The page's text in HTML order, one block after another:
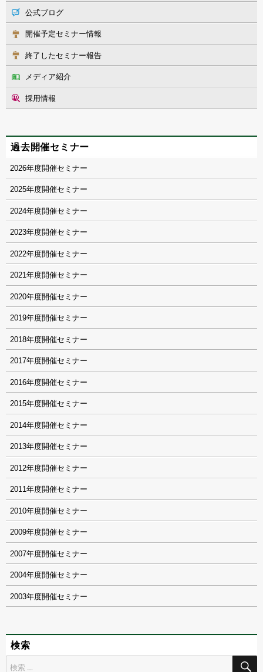
公式ブログ
開催予定セミナー情報
終了したセミナー報告
メディア紹介
採用情報
過去開催セミナー
2026
2025
2024
2023
2022
2021
2020
2019
2018
2017
2016
2015
2014
2013
2012
2011
2010
2009
2007
2004
2003
検索